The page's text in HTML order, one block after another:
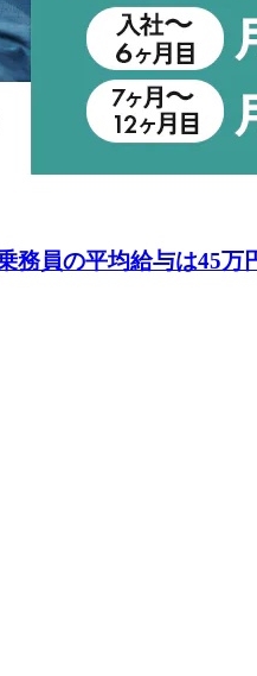
員の平均給与は45万